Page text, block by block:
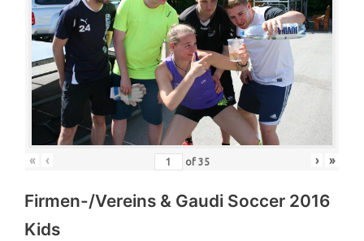
« ‹ of 35 › »
Firmen-/Vereins & Gaudi Soccer 2016
Kids